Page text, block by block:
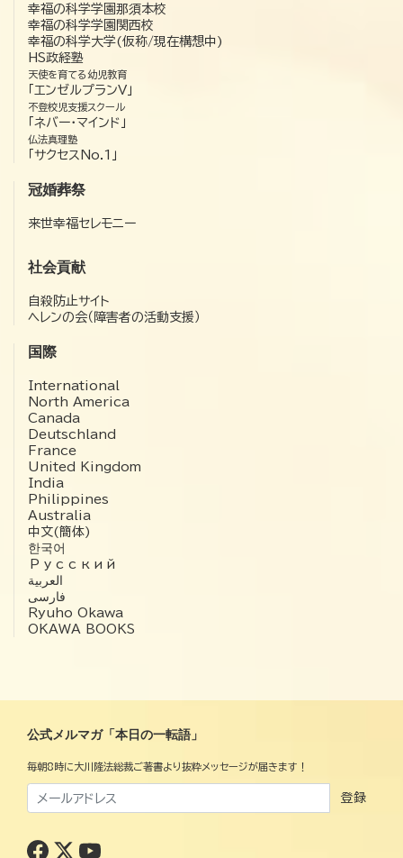
幸福の科学学園那須本校
幸福の科学学園関西校
幸福の科学大学(仮称/現在構想中)
HS政経塾
天使を育てる幼児教育
「エンゼルプランV」
不登校児支援スクール
「ネバー・マインド」
仏法真理塾
「サクセスNo.1」
冠婚葬祭
来世幸福セレモニー
社会貢献
自殺防止サイト
ヘレンの会（障害者の活動支援）
国際
International
North America
Canada
Deutschland
France
United Kingdom
India
Philippines
Australia
中文(簡体)
한국어
Русский
العربية‏
فارسی
Ryuho Okawa
OKAWA BOOKS
公式メルマガ「本日の一転語」
毎朝8時に大川隆法総裁ご著書より抜粋メッセージが届きます！
登録